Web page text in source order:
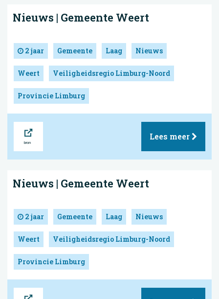
Nieuws | Gemeente Weert
2 jaar Gemeente Laag Nieuws
Weert Veiligheidsregio Limburg-Noord
Provincie Limburg
Lees meer
Nieuws | Gemeente Weert
2 jaar Gemeente Laag Nieuws
Weert Veiligheidsregio Limburg-Noord
Provincie Limburg